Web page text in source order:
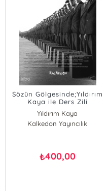
Sözün Gölgesinde;Yıldırım
Kaya ile Ders Zili
Yıldırım Kaya
Kalkedon Yayıncılık
₺400,00